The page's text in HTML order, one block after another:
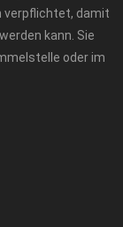
verpflichtet, damit
kann. Sie
oder im